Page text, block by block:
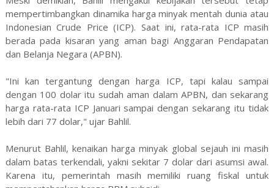
mempertimbangkan dinamika harga minyak mentah dunia atau
Indonesian Crude Price (ICP). Saat ini, rata-rata ICP masih
berada pada kisaran yang aman bagi Anggaran Pendapatan
dan Belanja Negara (APBN).
"Ini kan tergantung dengan harga ICP, tapi kalau sampai
dengan 100 dolar itu sudah aman dalam APBN, dan sekarang
harga rata-rata ICP Januari sampai dengan sekarang itu tidak
lebih dari 77 dolar," ujar Bahlil.
Menurut Bahlil, kenaikan harga minyak global sejauh ini masih
dalam batas terkendali, yakni sekitar 7 dolar dari asumsi awal.
Karena itu, pemerintah masih memiliki ruang fiskal untuk